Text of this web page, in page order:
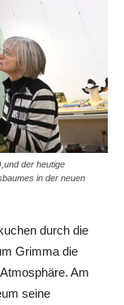
der heutige
in der neuen
durch die
Grimma die
Am
seine